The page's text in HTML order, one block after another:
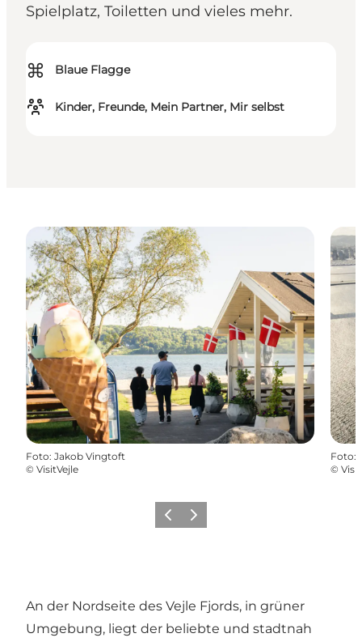
Spielplatz, Toiletten und vieles mehr.
⌘ Blaue Flagge
Kinder, Freunde, Mein Partner, Mir selbst
Foto: Jakob Vingtoft
© VisitVejle
Foto:
©
Vorherige Folie
Nächste Folie
An der Nordseite des Vejle Fjords, in grüner
Umgebung, liegt der beliebte und stadtnah